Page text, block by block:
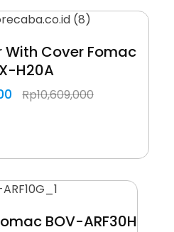
With Cover Fomac
H20A
Rp10,609,000
BOV-ARF30H